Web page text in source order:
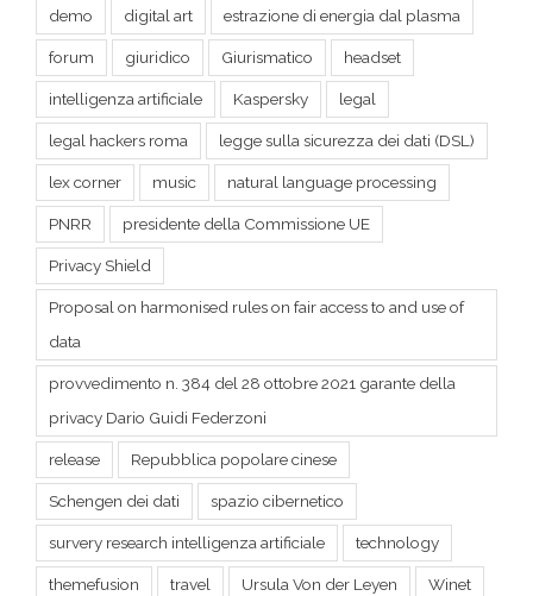
demo digital art estrazione di energia dal plasma
forum giuridico Giurismatico headset
intelligenza artificiale Kaspersky legal
legal hackers roma legge sulla sicurezza dei dati (DSL)
lex corner music natural language processing
PNRR presidente della Commissione UE
Privacy Shield
Proposal on harmonised rules on fair access to and use of
data
provvedimento n. 384 del 28 ottobre 2021 garante della
privacy Dario Guidi Federzoni
release Repubblica popolare cinese
Schengen dei dati spazio cibernetico
survery research intelligenza artificiale technology
themefusion travel Ursula Von der Leyen Winet